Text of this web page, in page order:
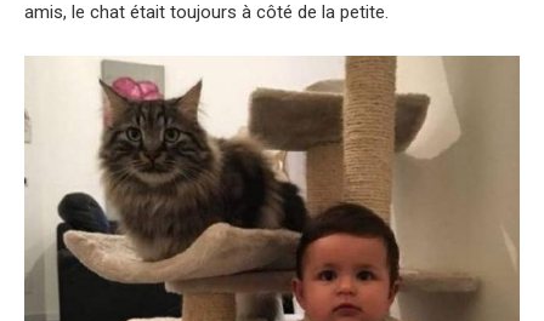
amis, le chat était toujours à côté de la petite.